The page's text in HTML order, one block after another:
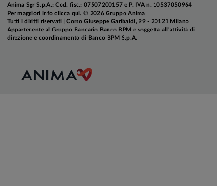
Anima Sgr S.p.A.: Cod. fisc.: 07507200157 e P. IVA n. 10537050964
Per maggiori infoclicca qui. © 2026 Gruppo Anima
Tutti i diritti riservati | Corso Giuseppe Garibaldi, 99 - 20121 Milano
Appartenente al Gruppo Bancario Banco BPM e soggetta all'attività di
direzione e coordinamento di Banco BPM S.p.A.